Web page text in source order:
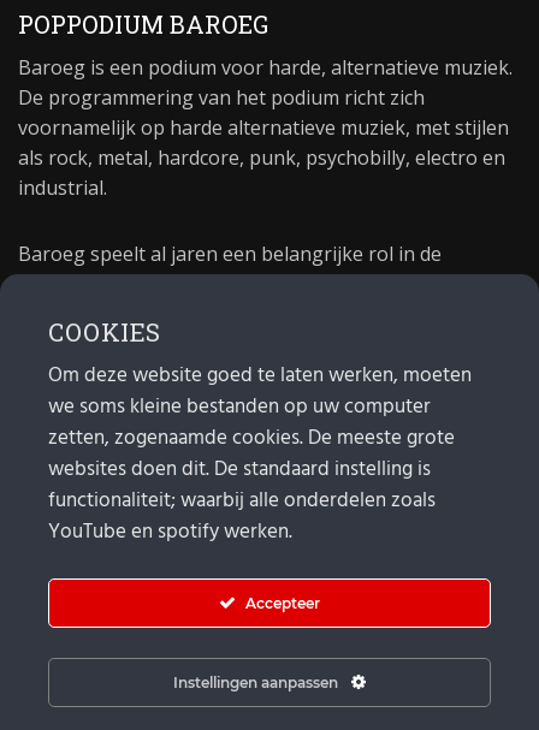
POPPODIUM BAROEG
Baroeg is een podium voor harde, alternatieve muziek.
De programmering van het podium richt zich
voornamelijk op harde alternatieve muziek, met stijlen
als rock, metal, hardcore, punk, psychobilly, electro en
industrial.
Baroeg speelt al jaren een belangrijke rol in de
poppodium 40 jaar.
MAIL
Algemeen: info@baroeg.nl
Bands & boeking: leon@baroeg.nl
Promotie & publiciteit: francis@baroeg.nl
COOKIES
Om deze website goed te laten werken, moeten
we soms kleine bestanden op uw computer
zetten, zogenaamde cookies. De meeste grote
websites doen dit. De standaard instelling is
functionaliteit; waarbij alle onderdelen zoals
YouTube en spotify werken.
Accepteer
Instellingen aanpassen